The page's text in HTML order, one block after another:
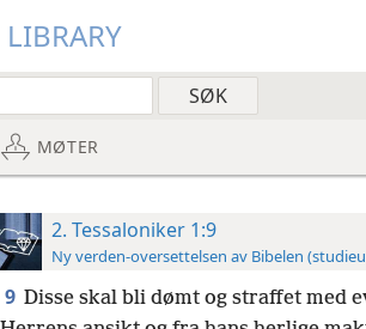
MØTER
2. Tessaloniker 1:9
Ny verden-oversettelsen av Bibelen
9 Disse skal bli dømt og straffet med